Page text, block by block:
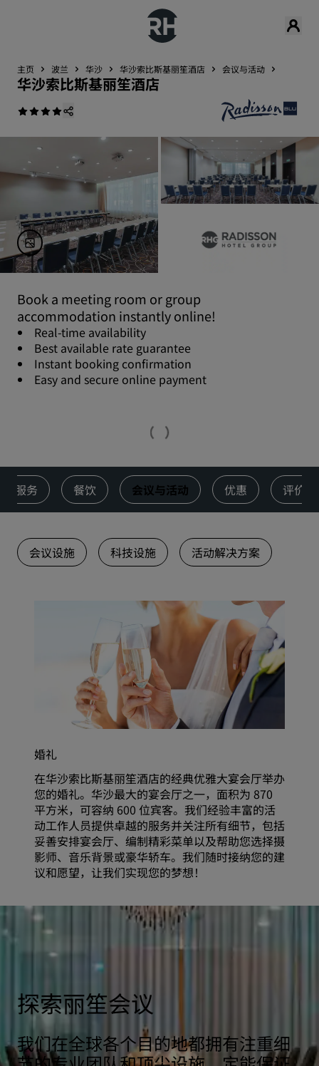
主页 波兰 华沙 华沙索比斯基丽笙酒店 会议与活动
华沙索比斯基丽笙酒店
Book a meeting room or group
accommodation instantly online!
Real-time availability
Best available rate guarantee
Instant booking confirmation
Easy and secure online payment
服务 餐饮 会议与活动 优惠 评价
会议设施 科技设施 活动解决方案
婚礼
在华沙索比斯基丽笙酒店的经典优雅大宴会厅举办
您的婚礼。华沙最大的宴会厅之一，面积为 870
平方米，可容纳 600 位宾客。我们经验丰富的活
动工作人员提供卓越的服务并关注所有细节，包括
妥善安排宴会厅、编制精彩菜单以及帮助您选择摄
影师、音乐背景或豪华轿车。我们随时接纳您的建
议和愿望，让我们实现您的梦想！
探索丽笙会议
我们在全球各个目的地都拥有注重细